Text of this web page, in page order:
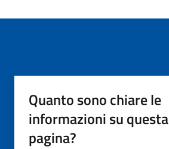
Quanto sono chiare le
informazioni su questa
pagina?